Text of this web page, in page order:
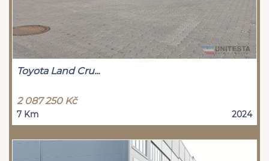
Toyota Land Cru...
2 087 250 Kč
7 Km 2024